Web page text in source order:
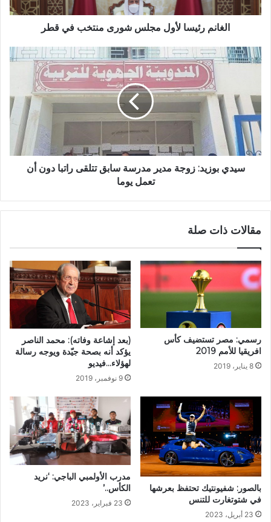
الغانم رئيسا لأول مجلس شورى منتخب في قطر
سيدي بوزيد: زوجة مدير مدرسة سابق تتلقى راتبا دون أن
تعمل يوما
مقالات ذات صلة
رسمي: مصر تستضيف كأس
افريقيا للأمم 2019
8 يناير، 2019
(بعد إشاعة وفاته): محمد الناصر
يؤكد أنه بصحة جيّدة ويوجه رسالة
لهؤلاء…فيديو
9 نوفمبر، 2019
بالصور: شفيونتيك تحتفظ بعرشها
في شتوتغارت للتنس
23 أبريل، 2023
مدرب الأولمبي الباجي: ‘نريد
الكأس..’
23 فبراير، 2023